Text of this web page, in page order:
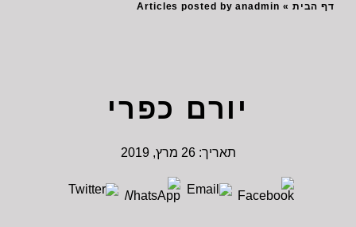
דף הבית »
Articles posted by anadmin
יורם כפרי
תאריך:26 מרץ, 2019